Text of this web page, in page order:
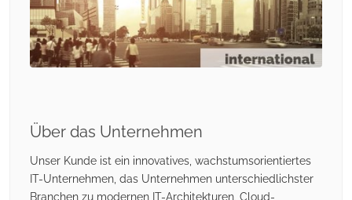
Über das Unternehmen
Unser Kunde ist ein innovatives, wachstumsorientiertes
IT-Unternehmen, das Unternehmen unterschiedlichster
Branchen zu modernen IT-Architekturen, Cloud-